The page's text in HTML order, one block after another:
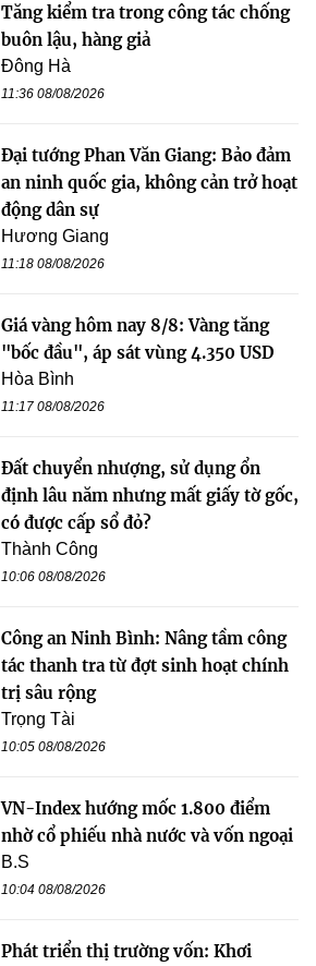
Tăng kiểm tra trong công tác chống
buôn lậu, hàng giả
Đông Hà
11:36 08/08/2026
Đại tướng Phan Văn Giang: Bảo đảm
an ninh quốc gia, không cản trở hoạt
động dân sự
Hương Giang
11:18 08/08/2026
Giá vàng hôm nay 8/8: Vàng tăng
"bốc đầu", áp sát vùng 4.350 USD
Hòa Bình
11:17 08/08/2026
Đất chuyển nhượng, sử dụng ổn
định lâu năm nhưng mất giấy tờ gốc,
có được cấp sổ đỏ?
Thành Công
10:06 08/08/2026
Công an Ninh Bình: Nâng tầm công
tác thanh tra từ đợt sinh hoạt chính
trị sâu rộng
Trọng Tài
10:05 08/08/2026
VN-Index hướng mốc 1.800 điểm
nhờ cổ phiếu nhà nước và vốn ngoại
B.S
10:04 08/08/2026
Phát triển thị trường vốn: Khơi